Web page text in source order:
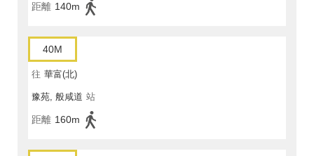
距離 140m
40M
往 華富(北)
豫苑, 般咸道 站
距離 160m